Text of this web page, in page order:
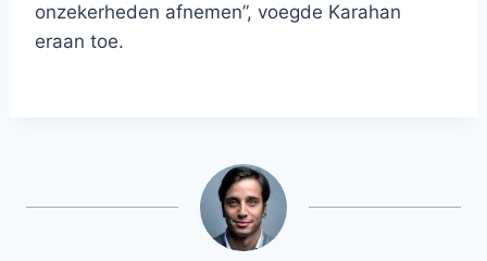
onzekerheden afnemen”, voegde Karahan
eraan toe.